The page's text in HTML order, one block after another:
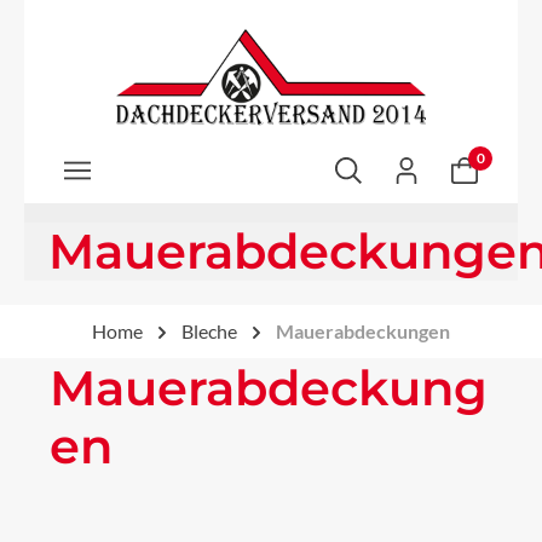
Zum Hauptinhalt springen
0
Home Bleche Mauerabdeckungen
Mauerabdeckung
en